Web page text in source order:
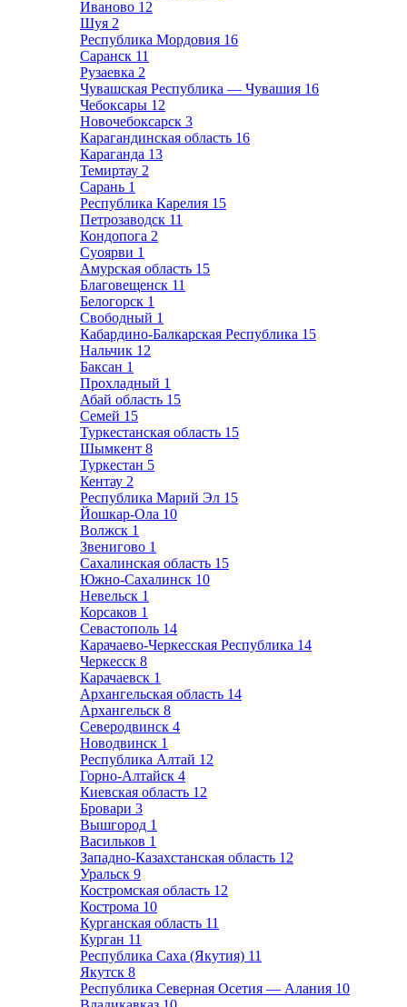
Иваново 12
Шуя 2
Республика Мордовия 16
Саранск 11
Рузаевка 2
Чувашская Республика — Чувашия 16
Чебоксары 12
Новочебоксарск 3
Карагандинская область 16
Караганда 13
Темиртау 2
Сарань 1
Республика Карелия 15
Петрозаводск 11
Кондопога 2
Суоярви 1
Амурская область 15
Благовещенск 11
Белогорск 1
Свободный 1
Кабардино-Балкарская Республика 15
Нальчик 12
Баксан 1
Прохладный 1
Абай область 15
Семей 15
Туркестанская область 15
Шымкент 8
Туркестан 5
Кентау 2
Республика Марий Эл 15
Йошкар-Ола 10
Волжск 1
Звенигово 1
Сахалинская область 15
Южно-Сахалинск 10
Невельск 1
Корсаков 1
Севастополь 14
Карачаево-Черкесская Республика 14
Черкесск 8
Карачаевск 1
Архангельская область 14
Архангельск 8
Северодвинск 4
Новодвинск 1
Республика Алтай 12
Горно-Алтайск 4
Киевская область 12
Бровари 3
Вышгород 1
Васильков 1
Западно-Казахстанская область 12
Уральск 9
Костромская область 12
Кострома 10
Курганская область 11
Курган 11
Республика Саха (Якутия) 11
Якутск 8
Республика Северная Осетия — Алания 10